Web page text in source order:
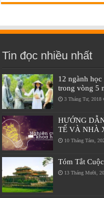
Tin đọc nhiều nhất
12 ngành
trong vòng 5
3 Tháng Tư, 2018
HƯỚNG
TẾ VÀ NHÀ
10 Tháng Tám,
Tóm Tắt
13 Tháng Mười,